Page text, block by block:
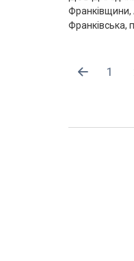
Франківщини,
Франківська,
1